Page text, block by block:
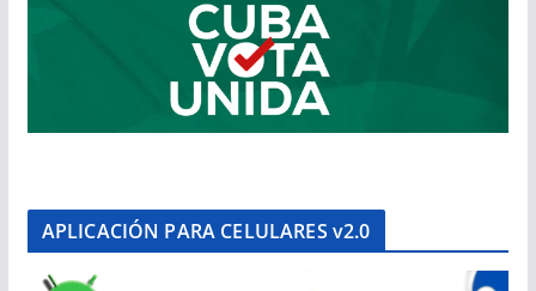
APLICACIÓN PARA CELULARES v2.0